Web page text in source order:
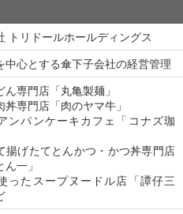
トリドールホールディングス
中心とする傘下子会社の経営管理
ん専門店「丸亀製麺」
丼専門店「肉のヤマ牛」
ンパンケーキカフェ「コナズ珈
揚げたてとんかつ・かつ丼専門店
ん一」
ったスープヌードル店「譚仔三